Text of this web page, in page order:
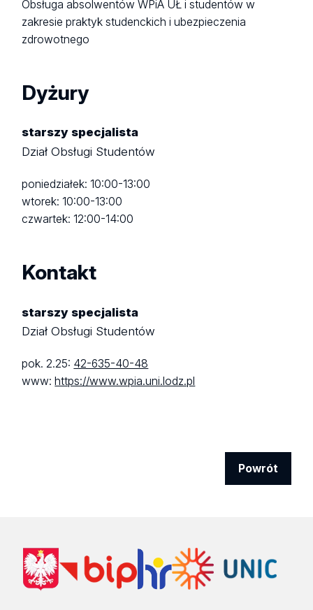
Obsługa absolwentów WPiA UŁ i studentów w
zakresie praktyk studenckich i ubezpieczenia
zdrowotnego
Dyżury
starszy specjalista
Dział Obsługi Studentów
poniedziałek: 10:00-13:00
wtorek: 10:00-13:00
czwartek: 12:00-14:00
Kontakt
starszy specjalista
Dział Obsługi Studentów
pok. 2.25: 42-635-40-48
www: https://www.wpia.uni.lodz.pl
Powrót